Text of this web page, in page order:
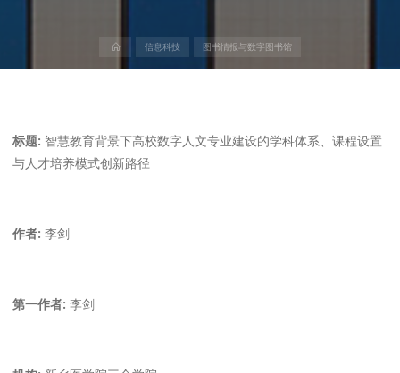
页
信息科技 图书情报与数字图书馆
标题: 智慧教育背景下高校数字人文专业建设的学科体系、课程设置
与人才培养模式创新路径
作者: 李剑
第一作者: 李剑